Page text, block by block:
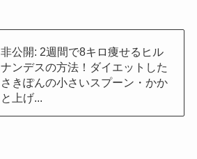
非公開: 2週間で8キロ痩せるヒル
ナンデスの方法！ダイエットした
さきぽんの小さいスプーン・かか
と上げ...